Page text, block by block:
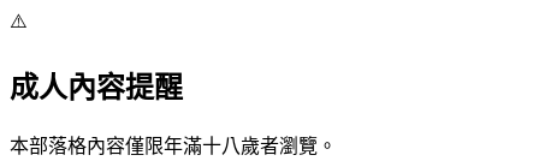
⚠️
成人內容提醒
本部落格內容僅限年滿十八歲者瀏覽。